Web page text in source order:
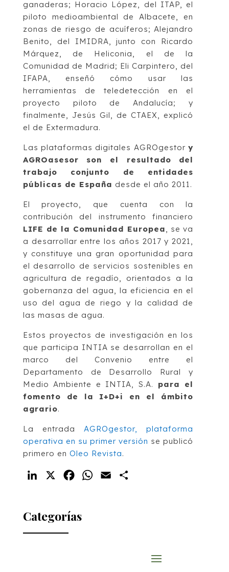
ganaderas; Horacio López, del ITAP, el
piloto medioambiental de Albacete, en
zonas de riesgo de acuíferos; Alejandro
Benito, del IMIDRA, junto con Ricardo
Márquez, de Heliconia, el de la
Comunidad de Madrid; Eli Carpintero, del
IFAPA, enseñó cómo usar las
herramientas de teledetección en el
proyecto piloto de Andalucía; y
finalmente, Jesús Gil, de CTAEX, explicó
el de Extermadura.
Las plataformas digitales AGROgestory
AGROasesor son el resultado del
trabajo conjunto de entidades
públicas de España desde el año 2011.
El proyecto, que cuenta con la
contribución del instrumento financiero
LIFE de la Comunidad Europea, se va
a desarrollar entre los años 2017 y 2021,
y constituye una gran oportunidad para
el desarrollo de servicios sostenibles en
agricultura de regadío, orientados a la
gobernanza del agua, la eficiencia en el
uso del agua de riego y la calidad de
las masas de agua.
Estos proyectos de investigación en los
que participa INTIA se desarrollan en el
marco del Convenio entre el
Departamento de Desarrollo Rural y
Medio Ambiente e INTIA, S.A. para el
fomento de la I+D+i en el ámbito
agrario.
La entradaAGROgestor, plataforma
operativa en su primer versión se publicó
primero en Oleo Revista.
LinkedIn FacebookWhatsApp
Email
Categorías